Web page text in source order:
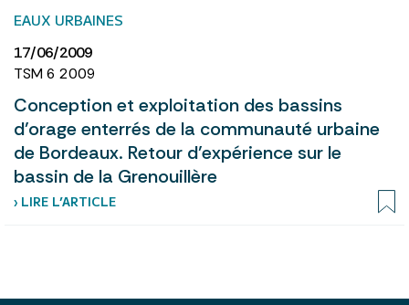
EAUX URBAINES
17/06/2009
TSM 6 2009
Conception et exploitation des bassins
d’orage enterrés de la communauté urbaine
de Bordeaux. Retour d’expérience sur le
bassin de la Grenouillère
› LIRE L’ARTICLE